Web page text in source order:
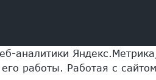
аналитики
работы. Работая с